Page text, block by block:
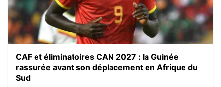
CAF et éliminatoires CAN 2027 : la Guinée
rassurée avant son déplacement en Afrique du
Sud